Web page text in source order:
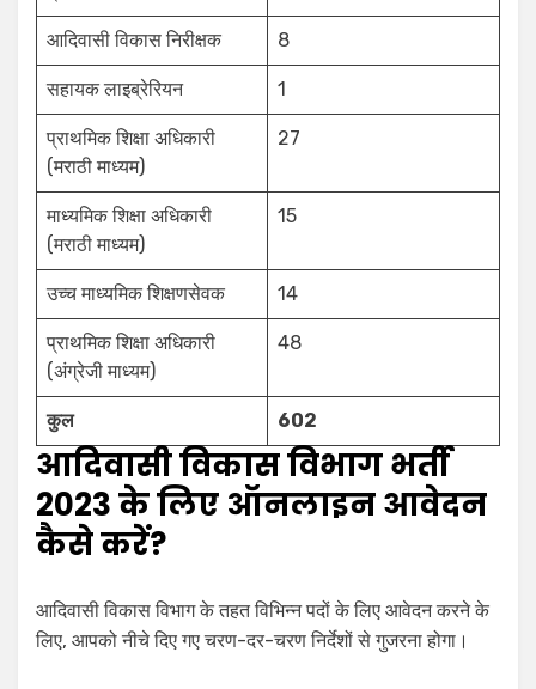
आदिवासी विकास निरीक्षक 8
सहायक लाइब्रेरियन 1
प्राथमिक शिक्षा अधिकारी
(मराठी माध्यम)
27
माध्यमिक शिक्षा अधिकारी
(मराठी माध्यम)
15
उच्च माध्यमिक शिक्षणसेवक 14
प्राथमिक शिक्षा अधिकारी
(अंग्रेजी माध्यम)
48
कुल 602
आदिवासी विकास विभाग भर्ती
2023 के लिए ऑनलाइन आवेदन
कैसे करें?
आदिवासी विकास विभाग के तहत विभिन्न पदों के लिए आवेदन करने के
लिए, आपको नीचे दिए गए चरण-दर-चरण निर्देशों से गुजरना होगा।